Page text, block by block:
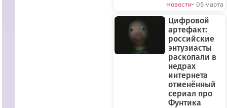
ПРЯМОЙ
ЭФИР
Новости- 05 марта
Цифровой
артефакт:
российские
энтузиасты
раскопали в
недрах
интернета
отменённый
сериал про
Фунтика